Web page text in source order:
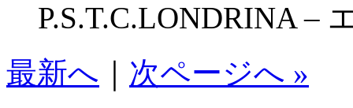
P.S.T.C.LONDRINA –
最新へ
次ページへ »